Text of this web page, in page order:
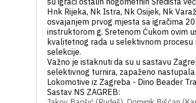
Hnk Rijeka, Nk Istra, Nk Osijek, Nk
osvajanjem prvog mjesta sa igračima
instruktorom g. Sretenom Ćukom ovim
kvalitetnog rada u selektivnom
selekcije.
Važno je istaknuti da su u sastavu
selektivnog turnira, zapaženo
Lokomotive iz Zagreba - Dino Beader
Sastav NS ZAGREB: